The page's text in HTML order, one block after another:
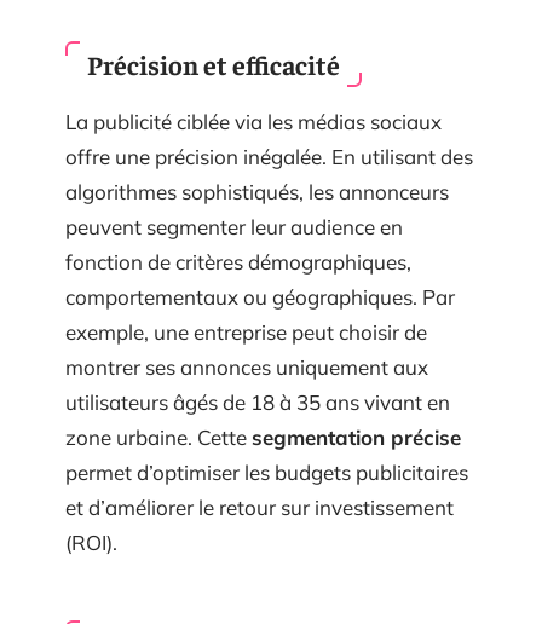
Précision et efficacité
La publicité ciblée via les médias sociaux
offre une précision inégalée. En utilisant des
algorithmes sophistiqués, les annonceurs
peuvent segmenter leur audience en
fonction de critères démographiques,
comportementaux ou géographiques. Par
exemple, une entreprise peut choisir de
montrer ses annonces uniquement aux
utilisateurs âgés de 18 à 35 ans vivant en
zone urbaine. Cettesegmentation précise
permet d’optimiser les budgets publicitaires
et d’améliorer le retour sur investissement
(ROI).